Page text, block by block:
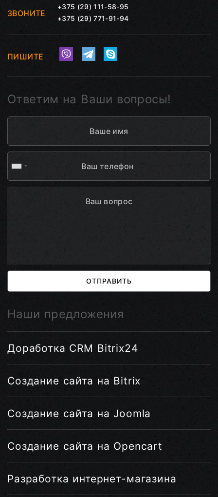
ЗВОНИТЕ
+375 (29) 111-58-95
+375 (29) 771-91-94
ПИШИТЕ
Ответим на Ваши вопросы!
ОТПРАВИТЬ
Наши предложения
Доработка CRM Bitrix24
Создание сайта на Bitrix
Создание сайта на Joomla
Создание сайта на Opencart
Разработка интернет-магазина